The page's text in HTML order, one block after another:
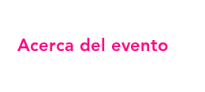
Acerca del evento